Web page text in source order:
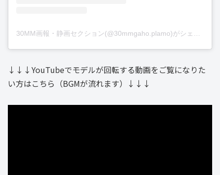
↓↓↓YouTubeでモデルが回転する動画をご覧になりた
い方はこちら（BGMが流れます）↓↓↓